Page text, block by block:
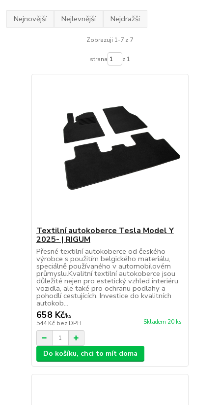
Nejnovější Nejlevnější Nejdražší
Zobrazuji 1-7 z 7
strana z 1
Textilní autokoberce Tesla Model Y
2025- | RIGUM
Přesné textilní autokoberce od českého
výrobce s použitím belgického materiálu,
speciálně používaného v automobilovém
průmyslu.Kvalitní textilní autokoberce jsou
důležité nejen pro estetický vzhled interiéru
vozidla, ale také pro ochranu podlahy a
pohodlí cestujících. Investice do kvalitních
autokob...
658 Kč/ks
544 Kč bez DPH Skladem 20 ks
Do košíku, chci to mít doma